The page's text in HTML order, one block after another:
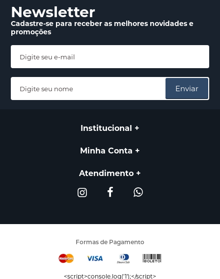
Newsletter
Cadastre-se para receberas melhores novidadese
promoções
Enviar
Institucional
Minha Conta
Atendimento
Formas de Pagamento
<script>console.log('1');</script>